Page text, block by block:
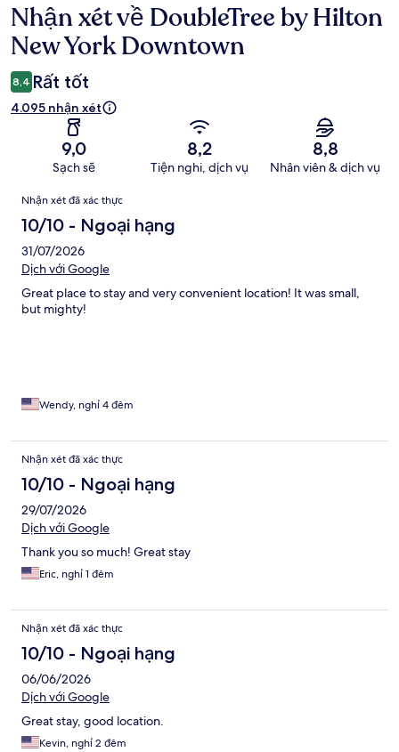
Nhận
xét
Nhận xét về DoubleTree by Hilton
New York Downtown
8,4 Rất tốt
4.095 nhận xét
9,0
Sạch sẽ
8,2
Tiện nghi, dịch vụ
8,8
Nhân viên & dịch vụ
Nhận
xét
Nhận xét đã xác thực
10/10 - Ngoại hạng
31/07/2026
Dịch với Google
Great place to stay and very convenient location! It was small,
but mighty!
Wendy, nghỉ 4 đêm
Nhận xét đã xác thực
10/10 - Ngoại hạng
29/07/2026
Dịch với Google
Thank you so much! Great stay
Eric, nghỉ 1 đêm
Nhận xét đã xác thực
10/10 - Ngoại hạng
06/06/2026
Dịch với Google
Great stay, good location.
Kevin, nghỉ 2 đêm